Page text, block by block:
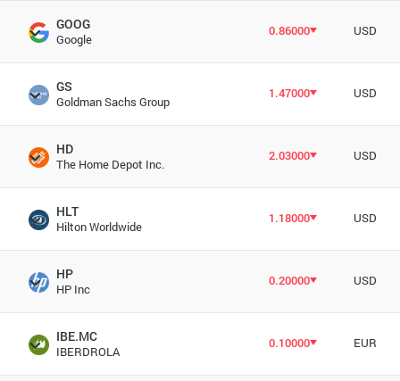
GOOG
Google
0.86000 USD
GS
Goldman Sachs Group
1.47000 USD
HD
The Home Depot Inc.
2.03000 USD
HLT
Hilton Worldwide
1.18000 USD
HP
HP Inc
0.20000 USD
IBE.MC
IBERDROLA
0.10000 EUR